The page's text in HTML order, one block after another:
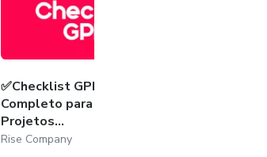
✅Checklist GPD - Checklist
Completo para Gestão de
Projetos...
Rise Company